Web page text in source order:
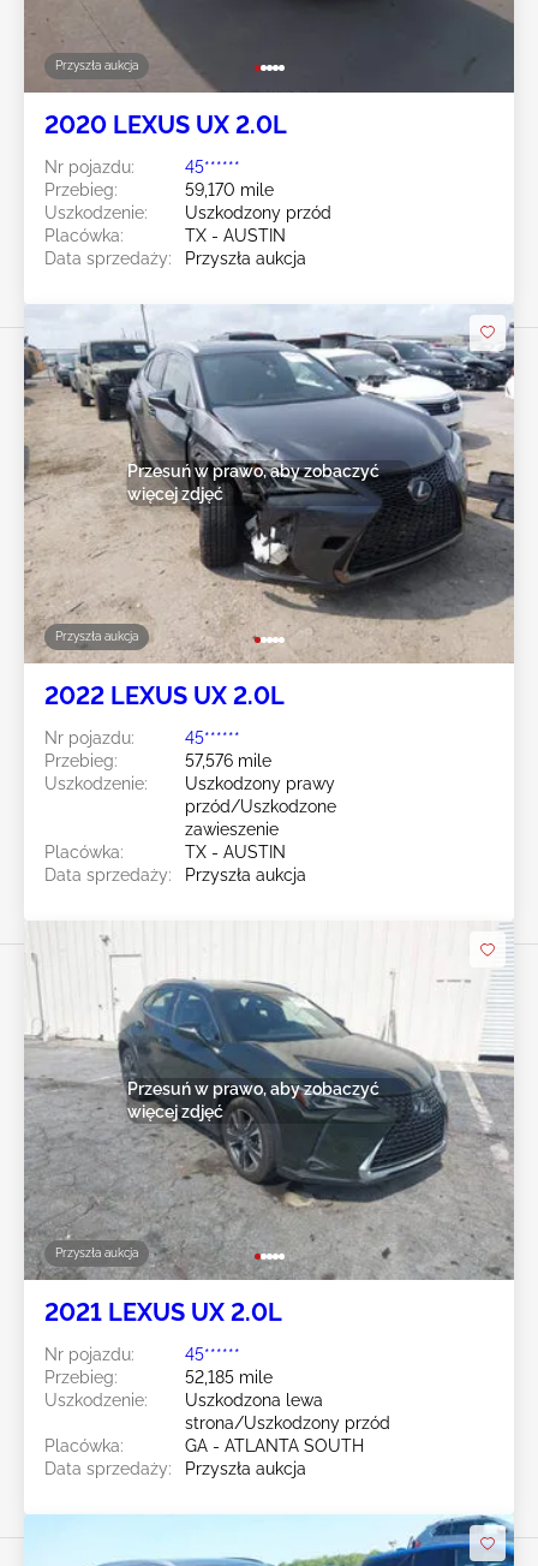
Przyszła aukcja
2020 LEXUS UX 2.0L
Nr pojazdu:
45******
Przebieg:
59,170 mile
Uszkodzenie:
Uszkodzony przód
Placówka:
TX - AUSTIN
Data sprzedaży:
Przyszła aukcja
Przyszła aukcja
Przesuń w prawo, aby zobaczyć
więcej zdjęć
2022 LEXUS UX 2.0L
Nr pojazdu:
45******
Przebieg:
57,576 mile
Uszkodzenie:
Uszkodzony prawy
przód/Uszkodzone
zawieszenie
Placówka:
TX - AUSTIN
Data sprzedaży:
Przyszła aukcja
Przyszła aukcja
Przesuń w prawo, aby zobaczyć
więcej zdjęć
2021 LEXUS UX 2.0L
Nr pojazdu:
45******
Przebieg:
52,185 mile
Uszkodzenie:
Uszkodzona lewa
strona/Uszkodzony przód
Placówka:
GA - ATLANTA SOUTH
Data sprzedaży:
Przyszła aukcja